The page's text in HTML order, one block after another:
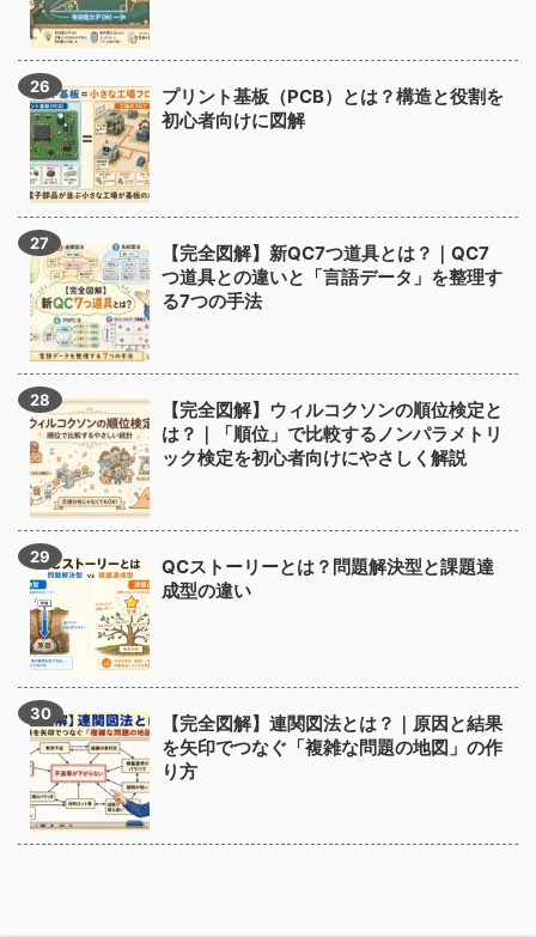
プリント基板（PCB）とは？構造と役割を
初心者向けに図解
【完全図解】新QC7つ道具とは？｜QC7
つ道具との違いと「言語データ」を整理す
る7つの手法
【完全図解】ウィルコクソンの順位検定と
は？｜「順位」で比較するノンパラメトリ
ック検定を初心者向けにやさしく解説
QCストーリーとは？問題解決型と課題達
成型の違い
【完全図解】連関図法とは？｜原因と結果
を矢印でつなぐ「複雑な問題の地図」の作
り方